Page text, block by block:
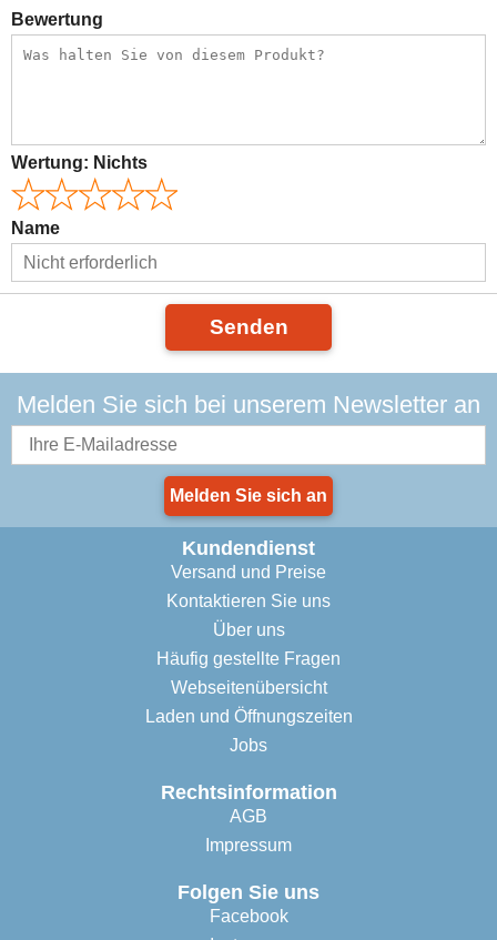
Bewertung
Wertung: Nichts
Name
Senden
Melden Sie sich bei unserem Newsletter an
Melden Sie sich an
Kundendienst
Versand und Preise
Kontaktieren Sie uns
Über uns
Häufig gestellte Fragen
Webseitenübersicht
Laden und Öffnungszeiten
Jobs
Rechtsinformation
AGB
Impressum
Folgen Sie uns
Facebook